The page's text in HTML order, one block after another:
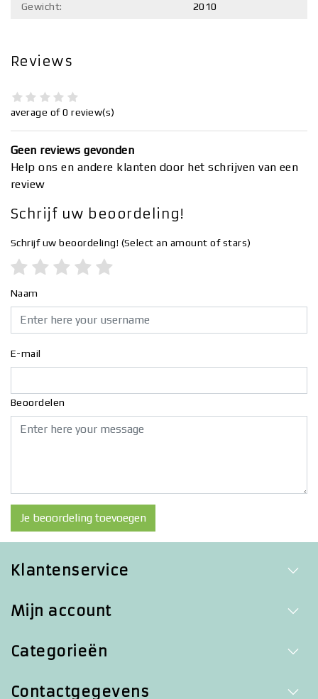
Gewicht: 2010
Reviews
average of 0 review(s)
Geen reviews gevonden
Help ons en andere klanten door het schrijven van een
review
Schrijf uw beoordeling!
Schrijf uw beoordeling! (Select an amount of stars)
Naam
E-mail
Beoordelen
Je beoordeling toevoegen
Klantenservice
Mijn account
Categorieën
Contactgegevens